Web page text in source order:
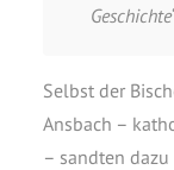
Selbst der
Ansbach –
– sandten dazu